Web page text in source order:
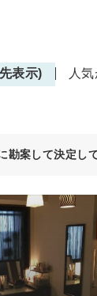
表示) 人
案して決定して